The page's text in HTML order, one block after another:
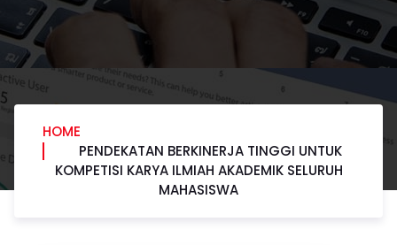
HOME
PENDEKATAN BERKINERJA TINGGI UNTUK
KOMPETISI KARYA ILMIAH AKADEMIK SELURUH
MAHASISWA